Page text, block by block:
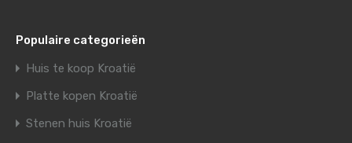
Populaire categorieën
Huis te koop Kroatië
Platte kopen Kroatië
Stenen huis Kroatië